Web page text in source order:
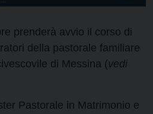
prenderà avvio il corso di
della pastorale familiare
di Messina (vedi
Pastorale in Matrimonio e